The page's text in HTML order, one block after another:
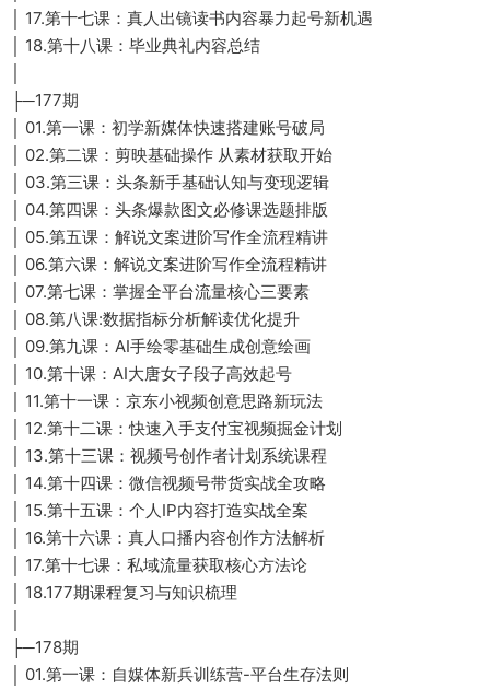
│ 17.第十七课：真人出镜读书内容暴力起号新机遇
│ 18.第十八课：毕业典礼内容总结
├─177期
│ 01.第一课：初学新媒体快速搭建账号破局
│ 02.第二课：剪映基础操作 从素材获取开始
│ 03.第三课：头条新手基础认知与变现逻辑
│ 04.第四课：头条爆款图文必修课选题排版
│ 05.第五课：解说文案进阶写作全流程精讲
│ 06.第六课：解说文案进阶写作全流程精讲
│ 07.第七课：掌握全平台流量核心三要素
│ 08.第八课:数据指标分析解读优化提升
│ 09.第九课：AI手绘零基础生成创意绘画
│ 10.第十课：AI大唐女子段子高效起号
│ 11.第十一课：京东小视频创意思路新玩法
│ 12.第十二课：快速入手支付宝视频掘金计划
│ 13.第十三课：视频号创作者计划系统课程
│ 14.第十四课：微信视频号带货实战全攻略
│ 15.第十五课：个人IP内容打造实战全案
│ 16.第十六课：真人口播内容创作方法解析
│ 17.第十七课：私域流量获取核心方法论
│ 18.177期课程复习与知识梳理
├─178期
│ 01.第一课：自媒体新兵训练营-平台生存法则